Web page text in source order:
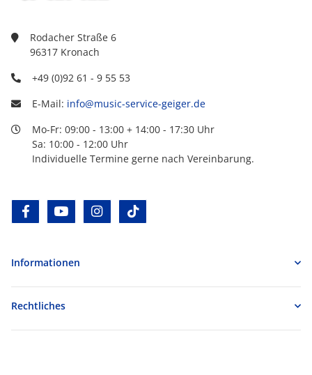
Rodacher Straße 6
96317 Kronach
+49 (0)92 61 - 9 55 53
E-Mail: info@music-service-geiger.de
Mo-Fr: 09:00 - 13:00 + 14:00 - 17:30 Uhr
Sa: 10:00 - 12:00 Uhr
Individuelle Termine gerne nach Vereinbarung.
facebookyoutube instagram
Informationen
Rechtliches